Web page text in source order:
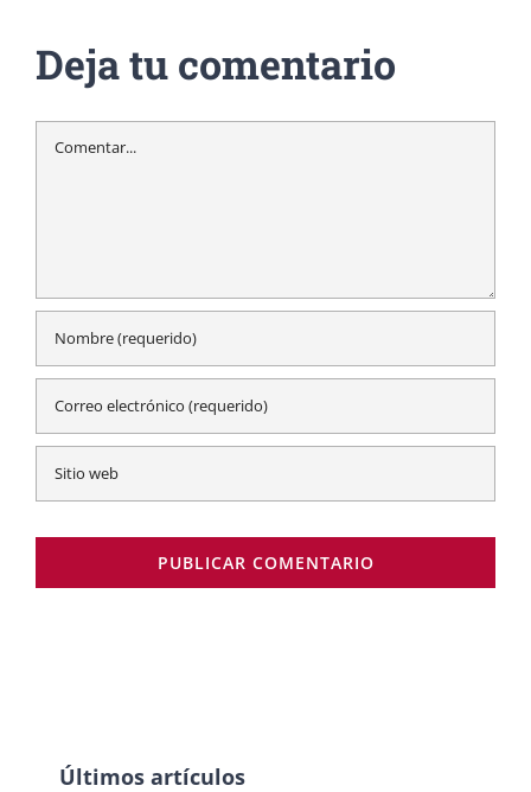
Deja tu comentario
Comentar
Últimos artículos